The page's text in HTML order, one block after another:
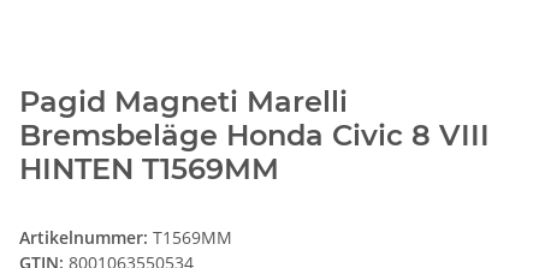
Pagid Magneti Marelli
Bremsbeläge Honda Civic 8 VIII
HINTEN T1569MM
Artikelnummer: T1569MM
GTIN: 8001063550534